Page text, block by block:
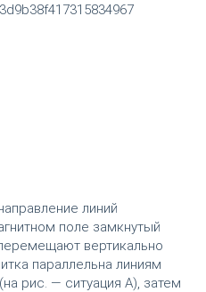
линий
поле замкнутый
вертикально
параллельна линиям
рис. — ситуация А), затем